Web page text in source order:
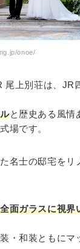
onoe/
上別荘は、JR
と歴史ある風情
場です。
名士の邸宅をリ
面ガラスに視界
・和装ともにマ